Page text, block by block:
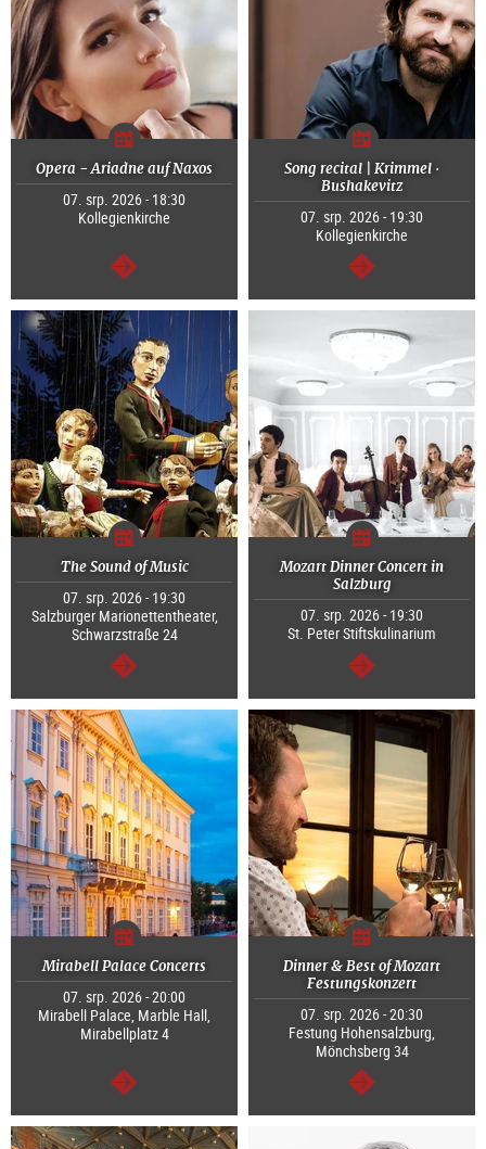
Opera - Ariadne auf Naxos
07. srp. 2026 - 18:30
Kollegienkirche
continue
Song recital | Krimmel ·
Bushakevitz
07. srp. 2026 - 19:30
Kollegienkirche
continue
The Sound of Music
07. srp. 2026 - 19:30
Salzburger Marionettentheater,
Schwarzstraße 24
continue
Mozart Dinner Concert in
Salzburg
07. srp. 2026 - 19:30
St. Peter Stiftskulinarium
continue
Mirabell Palace Concerts
07. srp. 2026 - 20:00
Mirabell Palace, Marble Hall,
Mirabellplatz 4
continue
Dinner & Best of Mozart
Festungskonzert
07. srp. 2026 - 20:30
Festung Hohensalzburg,
Mönchsberg 34
continue